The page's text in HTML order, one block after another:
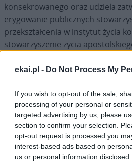
ekai.pl - Do Not Process My
If you wish to opt-out of the sale,
processing of your personal or
targeted advertising by us, please
section to confirm your selection.
opt-out request is processed you
interest-based ads based on
us or personal information
konsekrowanego oraz udziela
erygowanie publicznych
przekształcenia w instytut życia
stowarzyszenie życia
lub konfederacji, a także
stowarzyszeń życia
formację, życie, zarządzanie i
świeckich. Zajmuje się Ordo
Wreszcie, czuwa nad sprawami
zakonów lub stowarzyszeń
charyzmacie instytutu życia